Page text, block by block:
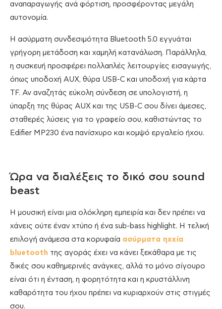
αναπαραγωγής ανά φόρτιση, προσφέροντας μεγάλη
αυτονομία.
Η ασύρματη συνδεσιμότητα Bluetooth 5.0 εγγυάται
γρήγορη μετάδοση και χαμηλή κατανάλωση. Παράλληλα,
η συσκευή προσφέρει πολλαπλές λειτουργίες εισαγωγής,
όπως υποδοχή AUX, θύρα USB-C και υποδοχή για κάρτα
TF. Αν αναζητάς εύκολη σύνδεση σε υπολογιστή, η
ύπαρξη της θύρας AUX και της USB-C σου δίνει άμεσες,
σταθερές λύσεις για το γραφείο σου, καθιστώντας το
Edifier MP230 ένα πανίσχυρο και κομψό εργαλείο ήχου.
Ώρα να διαλέξεις το δικό σου sound
beast
Η μουσική είναι μια ολόκληρη εμπειρία και δεν πρέπει να
χάνεις ούτε έναν χτύπο ή ένα sub-bass highlight. Η τελική
επιλογή ανάμεσα στα κορυφαία ασύρματα ηχεία
bluetooth της αγοράς έχει να κάνει ξεκάθαρα με τις
δικές σου καθημερινές ανάγκες, αλλά το μόνο σίγουρο
είναι ότι η ένταση, η φορητότητα και η κρυστάλλινη
καθαρότητα του ήχου πρέπει να κυριαρχούν στις στιγμές
σου.